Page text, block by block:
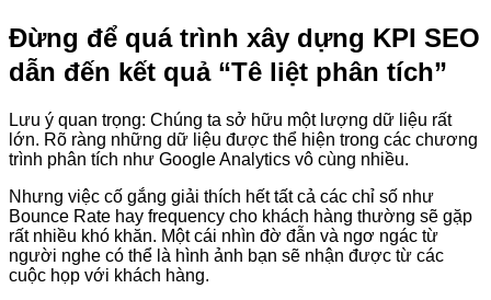
Đừng để quá trình xây dựng KPI SEO
dẫn đến kết quả “Tê liệt phân tích”
Lưu ý quan trọng: Chúng ta sở hữu một lượng dữ liệu rất
lớn. Rõ ràng những dữ liệu được thể hiện trong các chương
trình phân tích như Google Analytics vô cùng nhiều.
Nhưng việc cố gắng giải thích hết tất cả các chỉ số như
Bounce Rate hay frequency cho khách hàng thường sẽ gặp
rất nhiều khó khăn. Một cái nhìn đờ đẫn và ngơ ngác từ
người nghe có thể là hình ảnh bạn sẽ nhận được từ các
cuộc họp với khách hàng.